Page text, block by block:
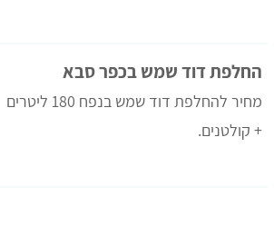
החלפת דוד שמש בכפר סבא
מחיר להחלפת דוד שמש בנפח 180 ליטרים
+ קולטנים.